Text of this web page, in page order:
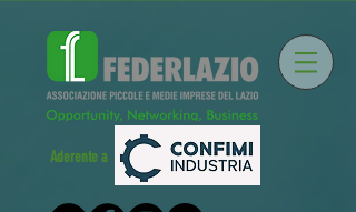
Aderente a